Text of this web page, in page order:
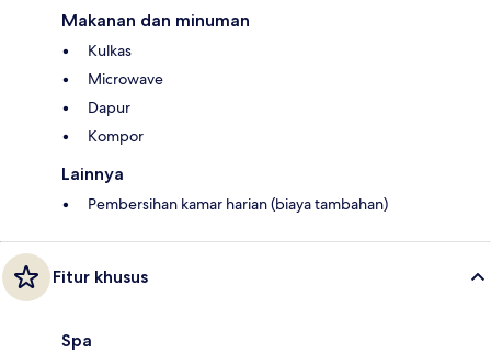
Makanan dan minuman
Kulkas
Microwave
Dapur
Kompor
Lainnya
Pembersihan kamar harian (biaya tambahan)
Fitur khusus
Spa